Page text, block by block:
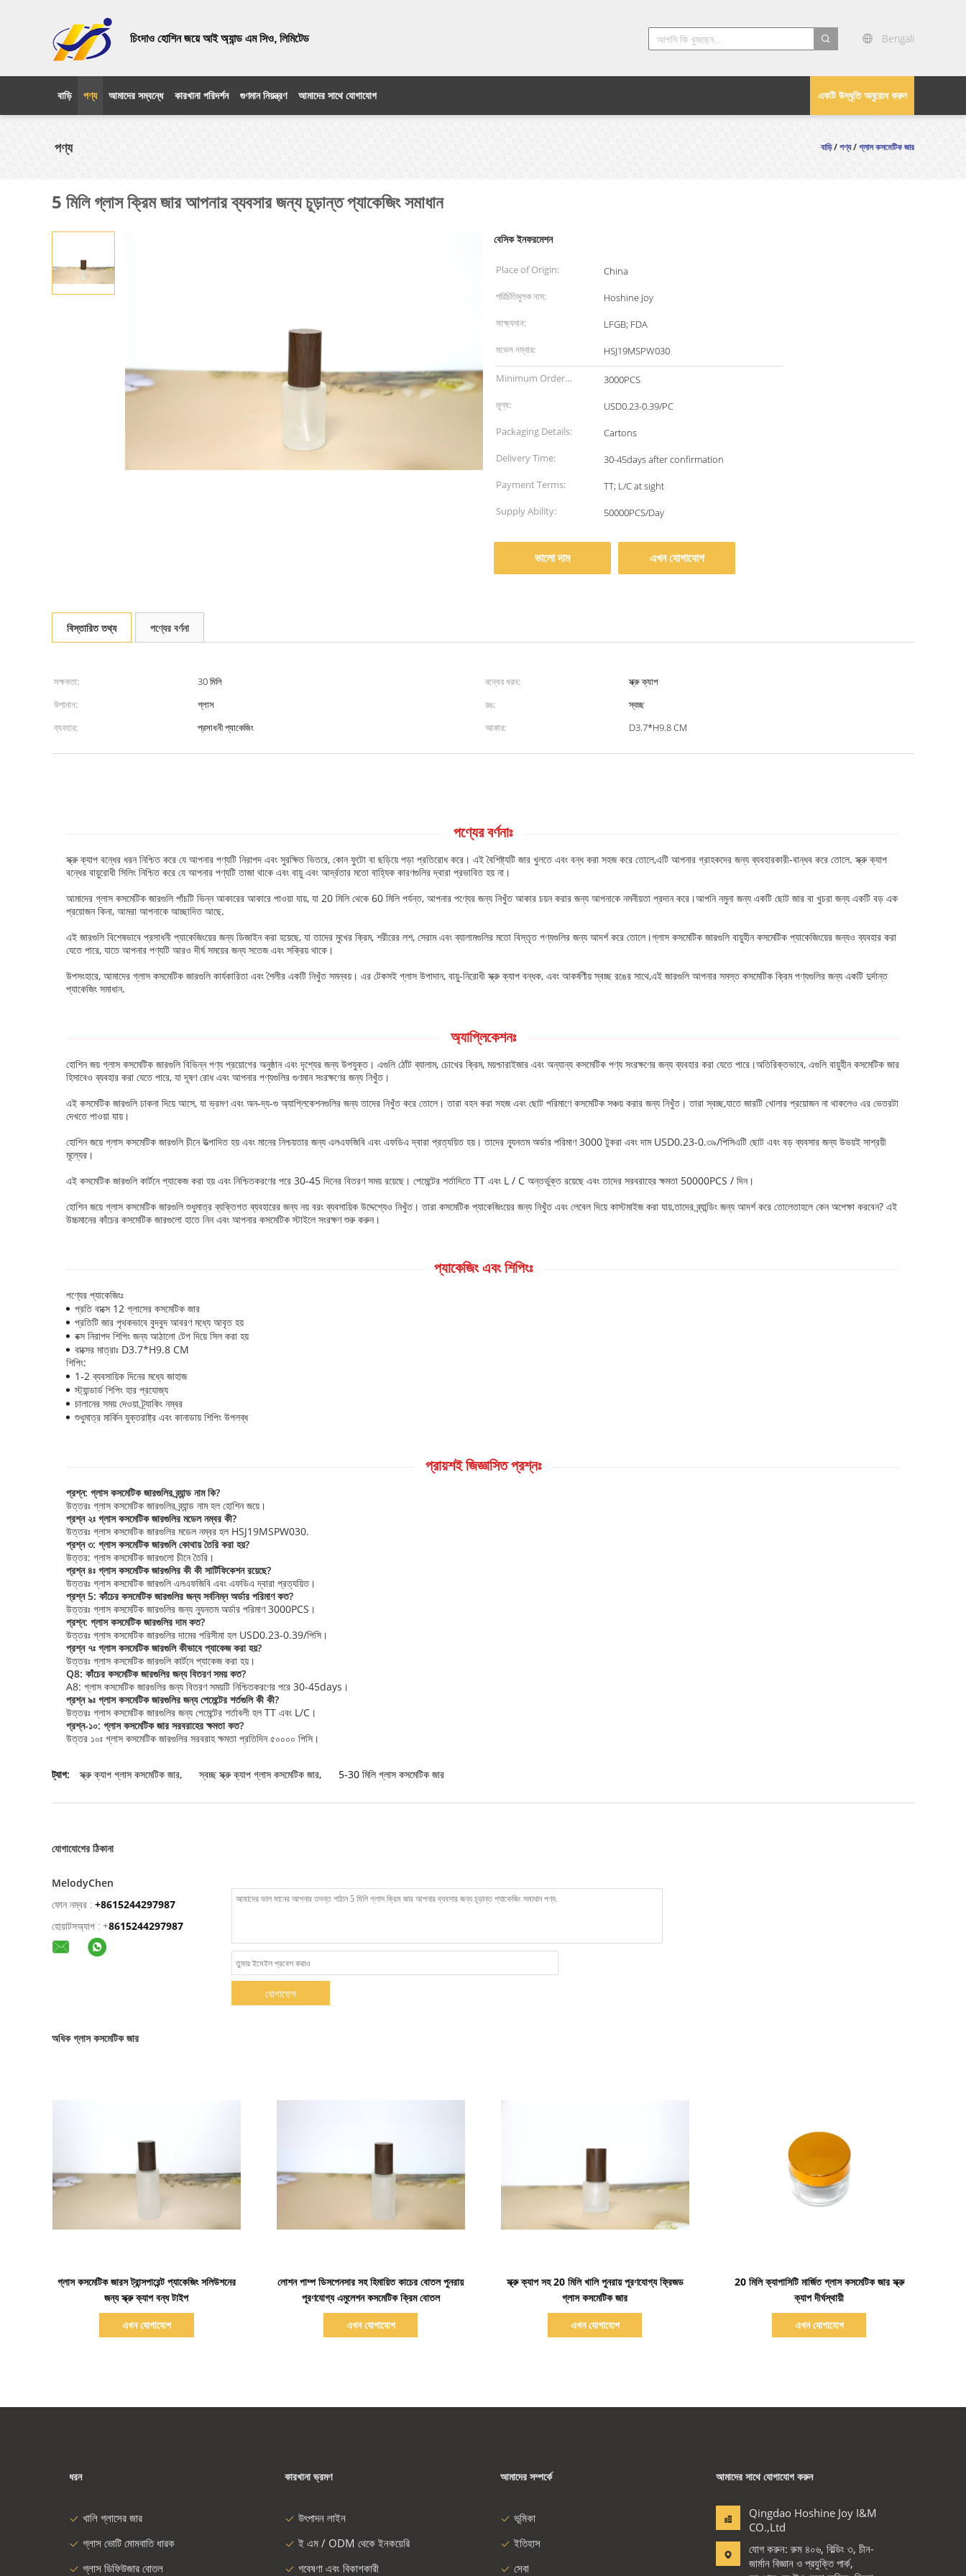
চিংদাও হোশিন জয়ে আই অ্যান্ড এম সিও, লিমিটেড Bengali
একটি উদ্ধৃতি অনুরোধ করুন
বাড়ি পণ্য আমাদের সম্বন্ধে কারখানা পরিদর্শন গুণমান নিয়ন্ত্রণ আমাদের সাথে যোগাযোগ
পণ্য বাড়ি/পণ্য/গ্লাস কসমেটিক জার
5 মিলি গ্লাস ক্রিম জার আপনার ব্যবসার জন্য চূড়ান্ত প্যাকেজিং সমাধান
বেসিক ইনফরমেশন
Place of Origin:
China
পরিচিতিমুলক নাম:
Hoshine Joy
সাক্ষ্যদান:
LFGB; FDA
মডেল নম্বার:
HSJ19MSPW030
Minimum Order
Quantity:
3000PCS
মূল্য:
USD0.23-0.39/PC
Packaging Details:
Cartons
Delivery Time:
30-45days after confirmation
Payment Terms:
TT; L/C at sight
Supply Ability:
50000PCS/Day
ভালো দাম এখন যোগাযোগ
বিস্তারিত তথ্য পণ্যের বর্ণনা
সক্ষমতা: 30 মিলি বন্ধের ধরন:
স্ক্রু ক্যাপ
উপাদান:
গ্লাস রঙ:
স্বচ্ছ
ব্যবহার:
প্রসাধনী প্যাকেজিং আকার: D3.7*H9.8 CM
পণ্যের বর্ণনাঃ
স্ক্রু ক্যাপ বন্ধের ধরন নিশ্চিত করে যে আপনার পণ্যটি নিরাপদ এবং সুরক্ষিত ভিতরে, কোন ফুটো বা ছড়িয়ে পড়া প্রতিরোধ করে। এই বৈশিষ্ট্যটি জার খুলতে এবং বন্ধ করা সহজ করে তোলে,এটি আপনার গ্রাহকদের জন্য ব্যবহারকারী-বান্ধব করে তোলে. স্ক্রু ক্যাপ
বন্ধের বায়ুরোধী সিলিং নিশ্চিত করে যে আপনার পণ্যটি তাজা থাকে এবং বায়ু এবং আর্দ্রতার মতো বাহ্যিক কারণগুলির দ্বারা প্রভাবিত হয় না।
আমাদের গ্লাস কসমেটিক জারগুলি পাঁচটি ভিন্ন আকারের আকারে পাওয়া যায়, যা 20 মিলি থেকে 60 মিলি পর্যন্ত, আপনার পণ্যের জন্য নিখুঁত আকার চয়ন করার জন্য আপনাকে নমনীয়তা প্রদান করে।আপনি নমুনা জন্য একটি ছোট জার বা খুচরা জন্য একটি বড় এক
প্রয়োজন কিনা, আমরা আপনাকে আচ্ছাদিত আছে.
এই জারগুলি বিশেষভাবে প্রসাধনী প্যাকেজিংয়ের জন্য ডিজাইন করা হয়েছে, যা তাদের মুখের ক্রিম, শরীরের লশ, সেরাম এবং ব্যালামগুলির মতো বিস্তৃত পণ্যগুলির জন্য আদর্শ করে তোলে।গ্লাস কসমেটিক জারগুলি বায়ুহীন কসমেটিক প্যাকেজিংয়ের জন্যও ব্যবহার করা
যেতে পারে, যাতে আপনার পণ্যটি আরও দীর্ঘ সময়ের জন্য সতেজ এবং সক্রিয় থাকে।
উপসংহারে, আমাদের গ্লাস কসমেটিক জারগুলি কার্যকারিতা এবং শৈলীর একটি নিখুঁত সমন্বয়। এর টেকসই গ্লাস উপাদান, বায়ু-নিরোধী স্ক্রু ক্যাপ বন্ধক, এবং আকর্ষণীয় স্বচ্ছ রঙের সাথে,এই জারগুলি আপনার সমস্ত কসমেটিক ক্রিম পণ্যগুলির জন্য একটি দুর্দান্ত
প্যাকেজিং সমাধান.
অ্যাপ্লিকেশনঃ
হোশিন জয় গ্লাস কসমেটিক জারগুলি বিভিন্ন পণ্য প্রয়োগের অনুষ্ঠান এবং দৃশ্যের জন্য উপযুক্ত। এগুলি ঠোঁট ব্যালাম, চোখের ক্রিম, ময়শ্চারাইজার এবং অন্যান্য কসমেটিক পণ্য সংরক্ষণের জন্য ব্যবহার করা যেতে পারে।অতিরিক্তভাবে, এগুলি বায়ুহীন কসমেটিক জার
হিসাবেও ব্যবহার করা যেতে পারে, যা দূষণ রোধ এবং আপনার পণ্যগুলির গুণমান সংরক্ষণের জন্য নিখুঁত।
এই কসমেটিক জারগুলি ঢাকনা দিয়ে আসে, যা ভ্রমণ এবং অন-দ্য-গু অ্যাপ্লিকেশনগুলির জন্য তাদের নিখুঁত করে তোলে। তারা বহন করা সহজ এবং ছোট পরিমাণে কসমেটিক সঞ্চয় করার জন্য নিখুঁত। তারা স্বচ্ছ,যাতে জারটি খোলার প্রয়োজন না থাকলেও এর ভেতরটা
দেখতে পাওয়া যায়।
হোশিন জয়ে গ্লাস কসমেটিক জারগুলি চীনে উত্পাদিত হয় এবং মানের নিশ্চয়তার জন্য এলএফজিবি এবং এফডিএ দ্বারা প্রত্যয়িত হয়। তাদের ন্যূনতম অর্ডার পরিমাণ 3000 টুকরা এবং দাম USD0.23-0.৩৯/পিসিএটি ছোট এবং বড় ব্যবসার জন্য উভয়ই সাশ্রয়ী
মূল্যের।
এই কসমেটিক জারগুলি কার্টনে প্যাকেজ করা হয় এবং নিশ্চিতকরণের পরে 30-45 দিনের বিতরণ সময় রয়েছে। পেমেন্টের শর্তাদিতে TT এবং L / C অন্তর্ভুক্ত রয়েছে এবং তাদের সরবরাহের ক্ষমতা 50000PCS / দিন।
হোশিন জয়ে গ্লাস কসমেটিক জারগুলি শুধুমাত্র ব্যক্তিগত ব্যবহারের জন্য নয় বরং ব্যবসায়িক উদ্দেশ্যেও নিখুঁত। তারা কসমেটিক প্যাকেজিংয়ের জন্য নিখুঁত এবং লেবেল দিয়ে কাস্টমাইজ করা যায়,তাদের ব্র্যান্ডিং জন্য আদর্শ করে তোলেতাহলে কেন অপেক্ষা করবেন? এই
উচ্চমানের কাঁচের কসমেটিক জারগুলো হাতে নিন এবং আপনার কসমেটিক স্টাইলে সংরক্ষণ শুরু করুন।
প্যাকেজিং এবং শিপিংঃ
পণ্যের প্যাকেজিংঃ
প্রতি বাক্সে 12 গ্লাসের কসমেটিক জার
প্রতিটি জার পৃথকভাবে বুদবুদ আবরণ মধ্যে আবৃত হয়
বক্স নিরাপদ শিপিং জন্য আঠালো টেপ দিয়ে সিল করা হয়
বাক্সের মাত্রাঃ D3.7*H9.8 CM
শিপিং:
1-2 ব্যবসায়িক দিনের মধ্যে জাহাজ
স্ট্যান্ডার্ড শিপিং হার প্রযোজ্য
চালানের সময় দেওয়া ট্র্যাকিং নম্বর
শুধুমাত্র মার্কিন যুক্তরাষ্ট্র এবং কানাডায় শিপিং উপলব্ধ
প্রায়শই জিজ্ঞাসিত প্রশ্নঃ
প্রশ্ন: গ্লাস কসমেটিক জারগুলির ব্র্যান্ড নাম কি?
উত্তরঃ গ্লাস কসমেটিক জারগুলির ব্র্যান্ড নাম হল হোশিন জয়ে।
প্রশ্ন ২ঃ গ্লাস কসমেটিক জারগুলির মডেল নম্বর কী?
উত্তরঃ গ্লাস কসমেটিক জারগুলির মডেল নম্বর হল HSJ19MSPW030.
প্রশ্ন ৩: গ্লাস কসমেটিক জারগুলি কোথায় তৈরি করা হয়?
উত্তর: গ্লাস কসমেটিক জারগুলো চীনে তৈরি।
প্রশ্ন ৪ঃ গ্লাস কসমেটিক জারগুলির কী কী সার্টিফিকেশন রয়েছে?
উত্তরঃ গ্লাস কসমেটিক জারগুলি এলএফজিবি এবং এফডিএ দ্বারা প্রত্যয়িত।
প্রশ্ন 5: কাঁচের কসমেটিক জারগুলির জন্য সর্বনিম্ন অর্ডার পরিমাণ কত?
উত্তরঃ গ্লাস কসমেটিক জারগুলির জন্য ন্যূনতম অর্ডার পরিমাণ 3000PCS।
প্রশ্ন: গ্লাস কসমেটিক জারগুলির দাম কত?
উত্তরঃ গ্লাস কসমেটিক জারগুলির দামের পরিসীমা হল USD0.23-0.39/পিসি।
প্রশ্ন ৭ঃ গ্লাস কসমেটিক জারগুলি কীভাবে প্যাকেজ করা হয়?
উত্তরঃ গ্লাস কসমেটিক জারগুলি কার্টনে প্যাকেজ করা হয়।
Q8: কাঁচের কসমেটিক জারগুলির জন্য বিতরণ সময় কত?
A8: গ্লাস কসমেটিক জারগুলির জন্য বিতরণ সময়টি নিশ্চিতকরণের পরে 30-45days।
প্রশ্ন ৯ঃ গ্লাস কসমেটিক জারগুলির জন্য পেমেন্টের শর্তগুলি কী কী?
উত্তরঃ গ্লাস কসমেটিক জারগুলির জন্য পেমেন্টের শর্তাবলী হল TT এবং L/C।
প্রশ্ন-১০: গ্লাস কসমেটিক জার সরবরাহের ক্ষমতা কত?
উত্তর ১০ঃ গ্লাস কসমেটিক জারগুলির সরবরাহ ক্ষমতা প্রতিদিন ৫০০০০ পিসি।
ট্যাগ: স্ক্রু ক্যাপ গ্লাস কসমেটিক জার, স্বচ্ছ স্ক্রু ক্যাপ গ্লাস কসমেটিক জার, 5-30 মিলি গ্লাস কসমেটিক জার
যোগাযোগের ঠিকানা
MelodyChen
ফোন নম্বর : +8615244297987
হোয়াটসঅ্যাপ : +8615244297987
যোগাযোগ
অধিক গ্লাস কসমেটিক জার
গ্লাস কসমেটিক জারস ট্রান্সপারেন্ট প্যাকেজিং সলিউশনের
জন্য স্ক্রু ক্যাপ বন্ধ টাইপ
এখন যোগাযোগ
লোশন পাম্প ডিসপেনসার সহ হিমায়িত কাচের বোতল পুনরায়
পূরণযোগ্য এমুলেশন কসমেটিক ক্রিম বোতল
এখন যোগাযোগ
স্ক্রু ক্যাপ সহ 20 মিলি খালি পুনরায় পূরণযোগ্য ফ্রিজড
গ্লাস কসমেটিক জার
এখন যোগাযোগ
বিস্তারিত দেখাও
20 মিলি ক্যাপাসিটি মার্জিত গ্লাস কসমেটিক জার স্ক্রু
ক্যাপ দীর্ঘস্থায়ী
এখন যোগাযোগ
ধরন
খালি গ্লাসের জার
গ্লাস ভোটি মোমবাতি ধারক
গ্লাস ডিফিউজার বোতল
কারখানা ভ্রমণ
উৎপাদন লাইন
ই এম / ODM থেকে ইনকয়েরি
গবেষণা এবং বিকাশকারী
আমাদের সম্পর্কে
ভূমিকা
ইতিহাস
সেবা
আমাদের সাথে যোগাযোগ করুন
Qingdao Hoshine Joy I&M
CO.,Ltd
যোগ করুন: রুম ৪০৬, বিল্ডিং ৩, চীন-
জার্মান বিজ্ঞান ও প্রযুক্তি পার্ক,